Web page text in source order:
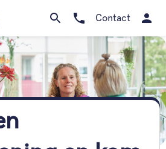
Contact